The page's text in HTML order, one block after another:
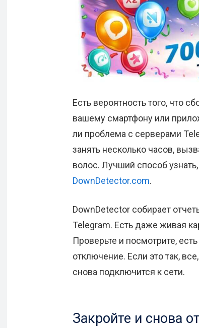
Есть вероятность того, что
вашему смартфону или
ли проблема с серверами
занять несколько часов,
волос. Лучший способ
DownDetector.com.
DownDetector собирает
Telegram. Есть даже живая
Проверьте и посмотрите,
отключение. Если это так,
снова подключится к сети.
Закройте и снова